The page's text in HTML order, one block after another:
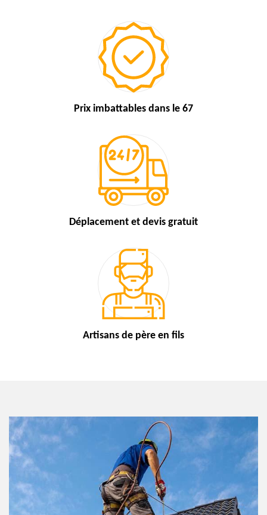
Prix imbattables dans le 67
Déplacement et devis gratuit
Artisans de père en fils